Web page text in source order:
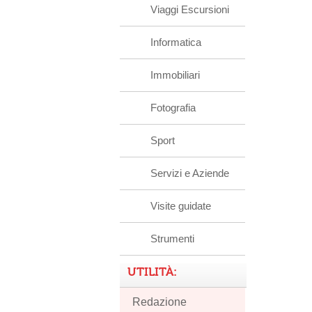
Viaggi Escursioni
Informatica
Immobiliari
Fotografia
Sport
Servizi e Aziende
Visite guidate
Strumenti
UTILITÀ:
Redazione